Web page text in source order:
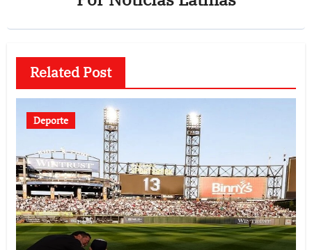
Related Post
Deporte